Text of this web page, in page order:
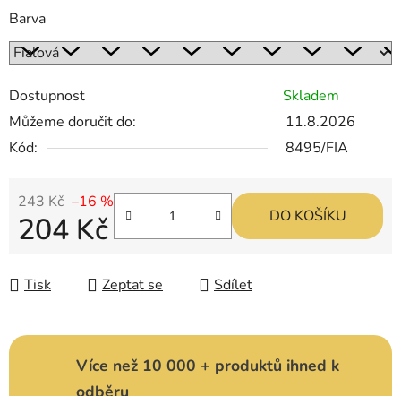
Barva
Dostupnost
Skladem
Můžeme doručit do:
11.8.2026
Kód:
8495/FIA
243 Kč –16 %
204 Kč DO KOŠÍKU
Tisk Zeptat se Sdílet
Více než 10 000 + produktů ihned k
odběru